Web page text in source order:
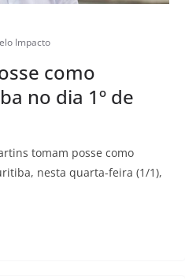
Impacto
como
no dia 1º de
tomam posse como
nesta quarta-feira (1/1),